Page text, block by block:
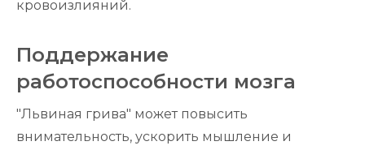
кровоизлияний.
Поддержание
работоспособности мозга
"Львиная грива" может повысить
внимательность, ускорить мышление и